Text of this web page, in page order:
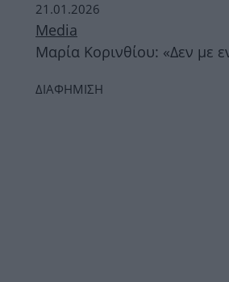
21.01.2026
Media
Μαρία Κορινθίου: «Δεν με
ΔΙΑΦΗΜΙΣΗ